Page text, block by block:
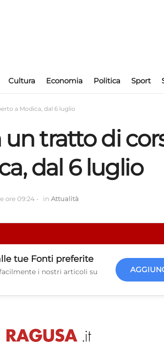
Cultura Economia Politica Sport
a Modica, dal 6 luglio
un tratto di
dal 6 luglio
ore 09:24 - in Attualità
tue Fonti preferite
i nostri articoli su